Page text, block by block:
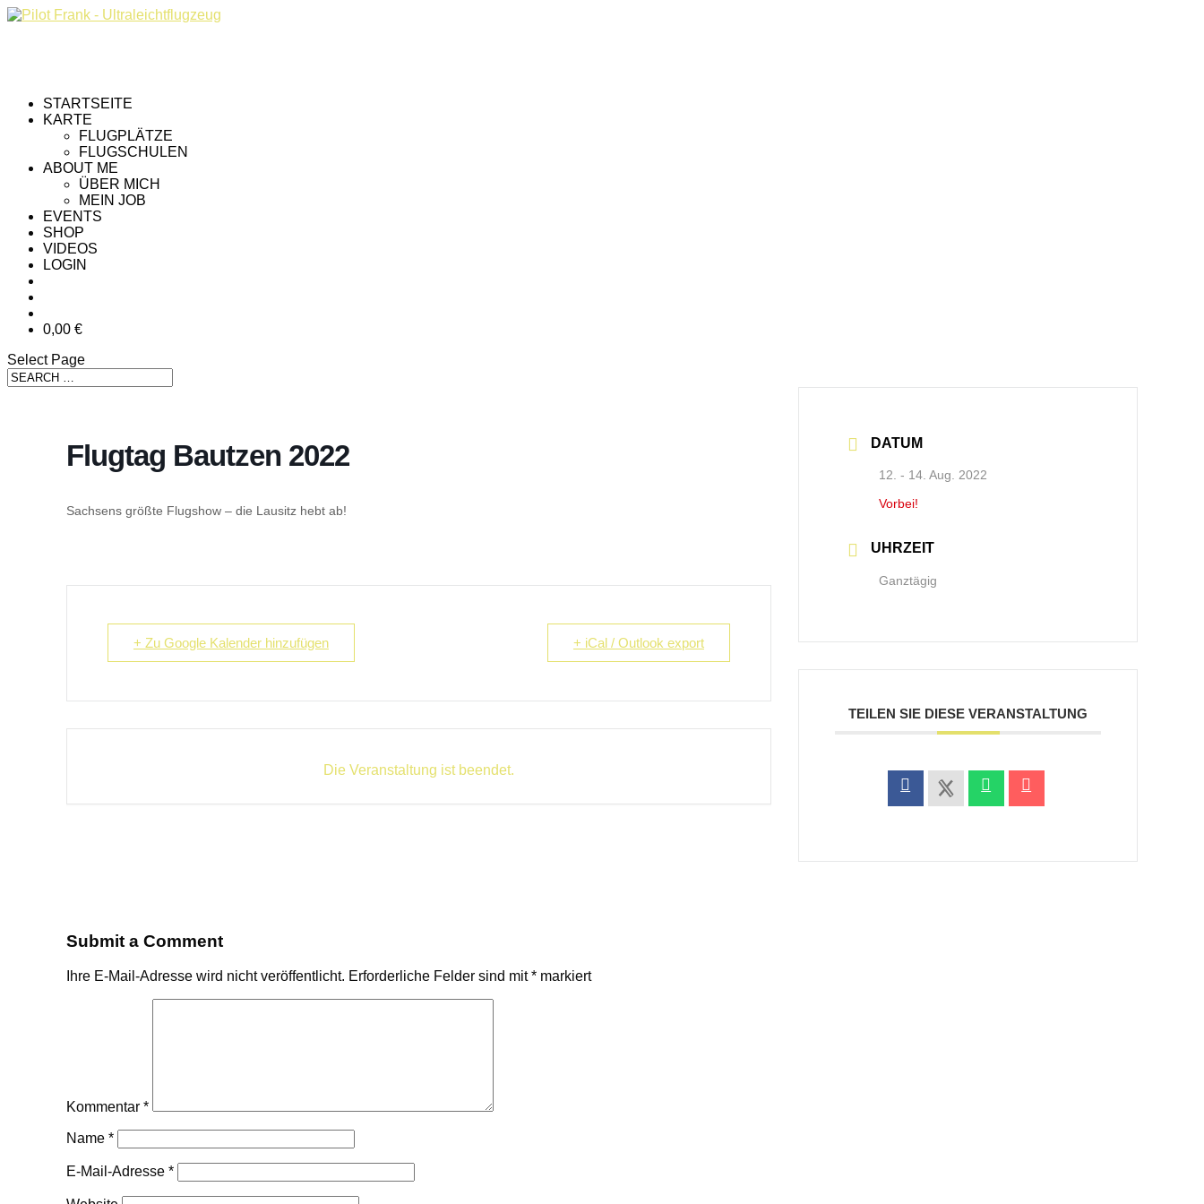
STARTSEITE
KARTE
FLUGPLÄTZE
FLUGSCHULEN
ABOUT ME
ÜBER MICH
MEIN JOB
EVENTS
SHOP
VIDEOS
LOGIN
0,00 €
Select Page
Flugtag Bautzen 2022
Sachsens größte Flugshow – die Lausitz hebt ab!
+ Zu Google Kalender hinzufügen + iCal / Outlook export
Die Veranstaltung ist beendet.
DATUM
12. - 14. Aug. 2022
Vorbei!
UHRZEIT
Ganztägig
TEILEN SIE DIESE VERANSTALTUNG
Submit a Comment
Ihre E-Mail-Adresse wird nicht veröffentlicht. Erforderliche Felder sind mit* markiert
Kommentar *
Name *
E-Mail-Adresse *